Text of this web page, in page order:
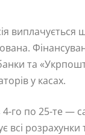
та
у касах.
го по 25-те —